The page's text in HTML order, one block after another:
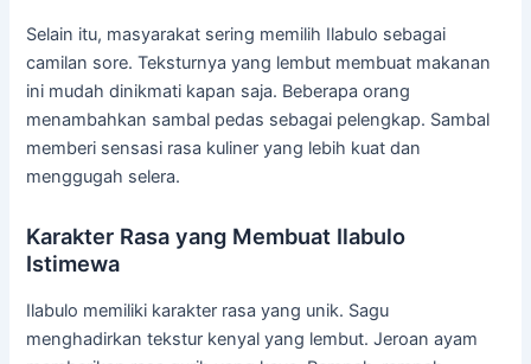
Selain itu, masyarakat sering memilih Ilabulo sebagai
camilan sore.Teksturnyayang lembut membuat makanan
ini mudahdinikmati kapan saja. Beberapaorang
menambahkan sambal pedas sebagai pelengkap. Sambal
memberi sensasi rasa kulineryang lebih kuatdan
menggugah selera.
Karakter Rasayang Membuat Ilabulo
Istimewa
Ilabulo memiliki karakter rasayang unik. Sagu
menghadirkantekstur kenyalyang lembut.Jeroanayam